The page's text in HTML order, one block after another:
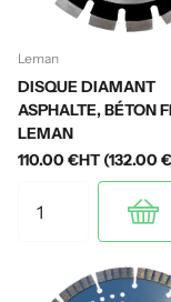
Leman
DISQUE DIAMANT
ASPHALTE, BÉTON
LEMAN
110.00 €HT (132.00